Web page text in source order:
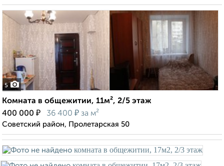
5
Комната в общежитии, 11м², 2/5 этаж
400 000 ₽ 36 400 ₽ за м²
Советский район, Пролетарская 50